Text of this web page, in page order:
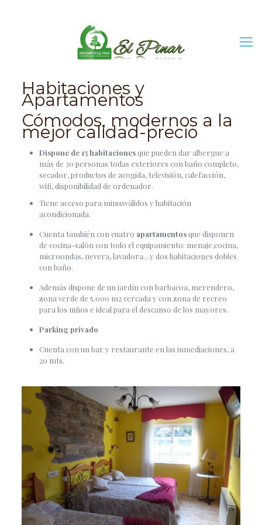
Habitaciones y
Apartamentos
Cómodos, modernos a la
mejor calidad-precio
Dispone de 15 habitacionesque pueden dar albergue a
más de 30 personas todas exteriores con baño completo,
secador, productos de acogida, televisión, calefacción,
wifi, disponibilidad de ordenador.
Tiene acceso para minusválidos y habitación
acondicionada.
Cuenta también con cuatro apartamentosque disponen
de cocina-salón con todo el equipamiento: menaje,cocina,
microondas, nevera, lavadora…y dos habitaciones dobles
con baño.
Además dispone de un jardín con barbacoa, merendero,
zona verde de 5.000 m2 cercada y con zona de recreo
para los niños e ideal para el descanso de los mayores.
Parking privado
Cuenta con un bar y restaurante en las inmediaciones, a
20 mts.
noviembre 23, 2015
SAM_1240